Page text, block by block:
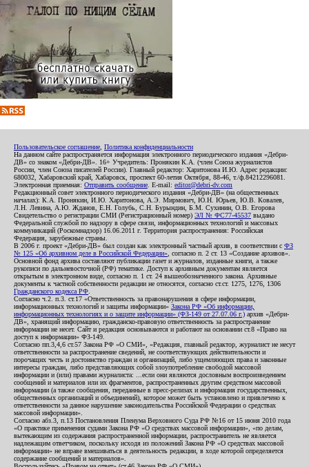
Пользовательское соглашение Политика конфиденциальности
На данном сайте распространяется информация электронного периодического издания «Дебри-
ДВ» со знаком «Дебри-ДВ». 16+ Учредитель: Пронякин К.А. (член Союза журналистов
России, член Союза писателей России). Главный редактор: Харитонова И.Ю. Адрес редакции:
680032, Хабаровский край, Хабаровск, проспект 60-летия Октября, 88-46, т./ф.84212296081.
Электронная приемная: Отправить сообщение . E-mail: editor@debri-dv.com
Редакционный совет электронного периодического издания «Дебри-ДВ» (на общественных
началах): К.А. Пронякин, И.Ю. Харитонова, А.Э. Мирмович, Ю.Н. Юрьев, Ю.В. Ковалев,
Л.Н. Левина, А.Ю. Жданов, Е.Н. Голубь, С.Н. Бурындин, Б.М. Сухинин, О.В. Егорова
Свидетельство о регистрации СМИ (Регистрационный номер) ЭЛ № ФС77-45537 выдано
Федеральной службой по надзору в сфере связи, информационных технологий и массовых
коммуникаций (Роскомнадзор) 16.06.2011 г. Территория распространения: Российская
Федерация, зарубежные страны.
В 2006 г. проект «Дебри-ДВ» был создан как электронный частный архив, в соответствии с ФЗ
№ 125 «Об архивном деле в Российской Федерации» , согласно п. 2 ст. 13 «Создание архивов».
Основной фонд архива составляют публикации газет и журналов, изданные книги, а также
рукописи по дальневосточной (РФ) тематике. Доступ к архивным документам является
открытым в электронном виде, согласно п. 1 ст. 24 вышеобозначенного закона. Архивные
документы к частной собственности редакции не относятся, согласно ст.ст. 1275, 1276, 1306
Гражданского кодекса РФ
Согласно ч.2. п.3. ст.17 «Ответственность за правонарушения в сфере информации,
информационных технологий и защиты информации» Закона РФ «Об информации,
информационных технологиях и о защите информации» (ФЗ-149 от 27.07.06 г.) архив «Дебри-
ДВ», хранящий информацию, гражданско-правовую ответственность за распространение
информации не несет. Сайт и редакция основываются и работают на основании ст.8 «Право на
доступ к информации» ФЗ-149.
Согласно пп.3,4,6 ст.57 Закона РФ «О СМИ», «Редакция, главный редактор, журналист не несут
ответственности за распространение сведений, не соответствующих действительности и
порочащих честь и достоинство граждан и организаций, либо ущемляющих права и законные
интересы граждан, либо представляющих собой злоупотребление свободой массовой
информации и (или) правами журналиста: ...если они являются дословным воспроизведением
сообщений и материалов или их фрагментов, распространенных другим средством массовой
информации (а также сообщения, переданные в пресс-релизах и информация государственных,
общественных организаций и объединений), которое может быть установлено и привлечено к
ответственности за данное нарушение законодательства Российской Федерации о средствах
массовой информации».
Согласно абз.3, п.13 Постановления Пленума Верховного Суда РФ №16 от 15 июня 2010 года
«О практике применения судами Закона РФ «О средствах массовой информации», «по делам,
вытекающим из содержания распространенной информации, распространитель не является
надлежащим ответчиком, поскольку исходя из положений Закона РФ «О средствах массовой
информации» не вправе вмешиваться в деятельность редакции, в ходе которой определяется
содержание сообщений и материалов».